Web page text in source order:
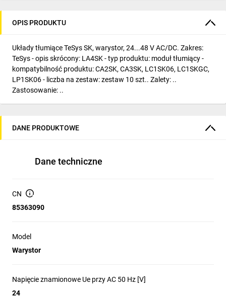
OPIS PRODUKTU
Układy tłumiące TeSys SK, warystor, 24...48 V AC/DC. Zakres:
TeSys - opis skrócony: LA4SK - typ produktu: moduł tłumiący -
kompatybilność produktu: CA2SK, CA3SK, LC1SK06, LC1SKGC,
LP1SK06 - liczba na zestaw: zestaw 10 szt.. Zalety: ..
Zastosowanie: ..
DANE PRODUKTOWE
Dane techniczne
CN
85363090
Model
Warystor
Napięcie znamionowe Ue przy AC 50 Hz [V]
24